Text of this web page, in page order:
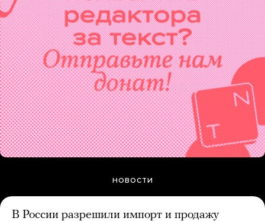
НОВОСТИ
В России разрешили импорт и продажу